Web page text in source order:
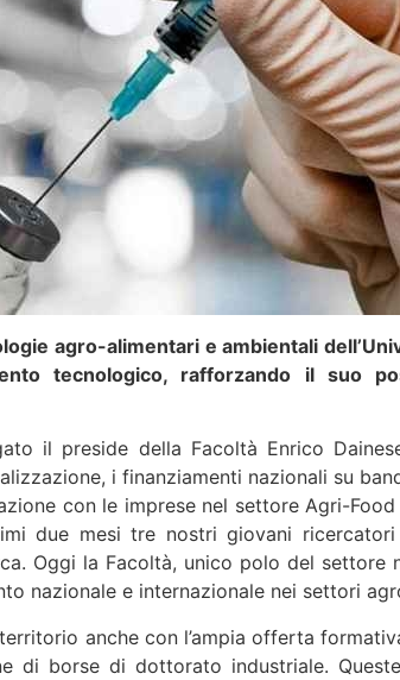
agro-alimentari e ambientali
tecnologico, rafforzando il suo
il preside della Facoltà Enrico
i finanziamenti nazionali su
con le imprese nel settore Agri-
due mesi tre nostri giovani
Oggi la Facoltà, unico polo del settore
nazionale e internazionale nei settori
anche con l’ampia offerta
di borse di dottorato industriale.